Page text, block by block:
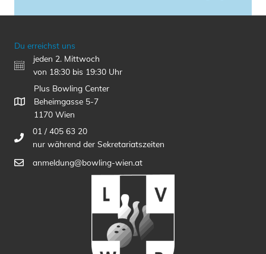
Du erreichst uns
jeden 2. Mittwoch
von 18:30 bis 19:30 Uhr
Plus Bowling Center
Beheimgasse 5-7
1170 Wien
01 / 405 63 20
nur während der Sekretariatszeiten
anmeldung@bowling-wien.at